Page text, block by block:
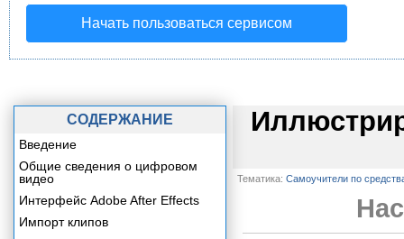
Начать пользоваться сервисом
Тематика: Самоучители по
СОДЕРЖАНИЕ
Введение
Общие сведения о цифровом
видео
Интерфейс Adobe After Effects
Импорт клипов